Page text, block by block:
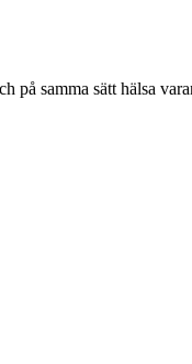
samma sätt hälsa